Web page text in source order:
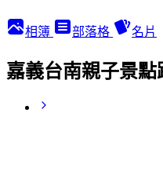
相簿 部落格 名片
嘉義台南親子景點